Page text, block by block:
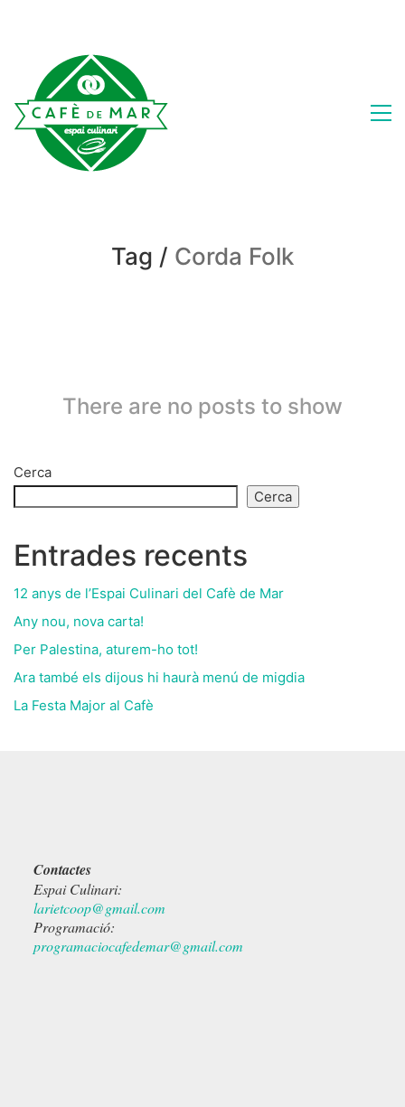
Tag / Corda Folk
There are no posts to show
Cerca
Cerca
Entrades recents
12 anys de l’Espai Culinari del Cafè de Mar
Any nou, nova carta!
Per Palestina, aturem-ho tot!
Ara també els dijous hi haurà menú de migdia
La Festa Major al Cafè
Contactes
Espai Culinari:
larietcoop@gmail.com
Programació:
programaciocafedemar@gmail.com